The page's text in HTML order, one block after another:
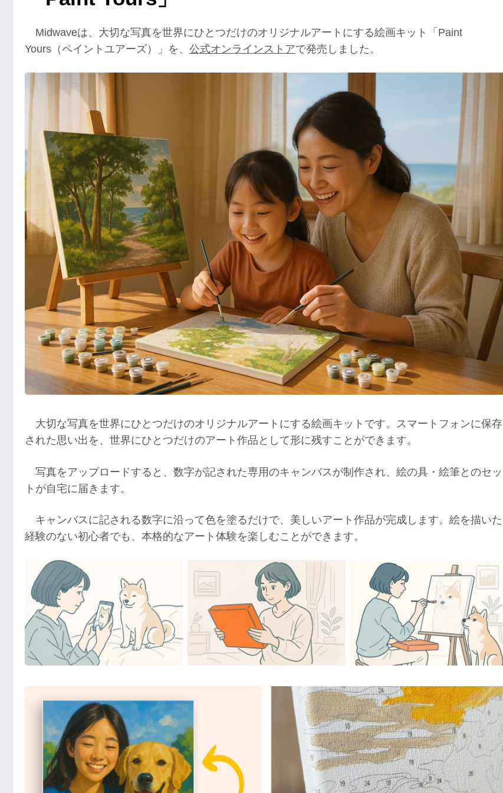
Midwaveは、大切な写真を世界にひとつだけのオリジナルアートにする絵画キット「Paint
Yours（ペイントユアーズ）」を、 公式オンラインストアで発売しました。
大切な写真を世界にひとつだけのオリジナルアートにする絵画キットです。スマートフォンに保存
された思い出を、世界にひとつだけのアート作品として形に残すことができます。
写真をアップロードすると、数字が記された専用のキャンバスが制作され、絵の具・絵筆とのセッ
トが自宅に届きます。
キャンバスに記される数字に沿って色を塗るだけで、美しいアート作品が完成します。絵を描いた
経験のない初心者でも、本格的なアート体験を楽しむことができます。